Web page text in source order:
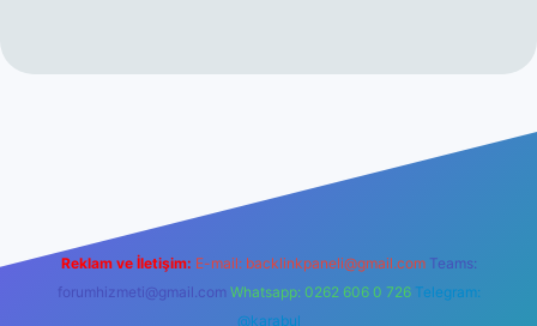
Reklam ve İletişim: E-mail: backlinkpaneli@gmail.com Teams:
forumhizmeti@gmail.com Whatsapp: 0262 606 0 726 Telegram:
@karabul